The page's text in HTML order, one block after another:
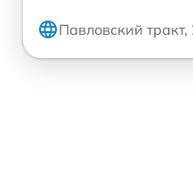
Павловский